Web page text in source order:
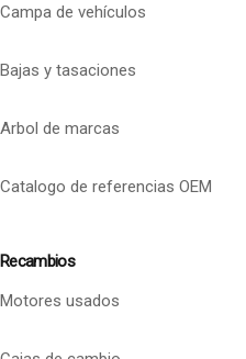
Campa de vehículos
Bajas y tasaciones
Arbol de marcas
Catalogo de referencias OEM
Recambios
Motores usados